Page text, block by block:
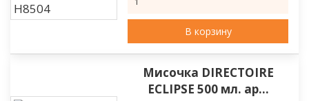
В корзину
Мисочка DIRECTOIRE
ECLIPSE 500 мл. ар...